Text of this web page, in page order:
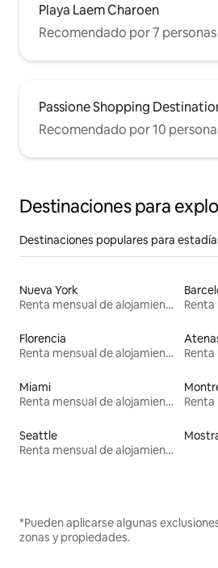
Playa Laem Charoen
Recomendado por 7
Passione Shopping
Recomendado por 10
Destinaciones para
Destinaciones populares para
Nueva York
Renta mensual de alojamientos
Florencia
Renta mensual de alojamientos
Miami
Renta mensual de alojamientos
Seattle
Renta mensual de alojamientos
*Pueden aplicarse algunas
zonas y propiedades.